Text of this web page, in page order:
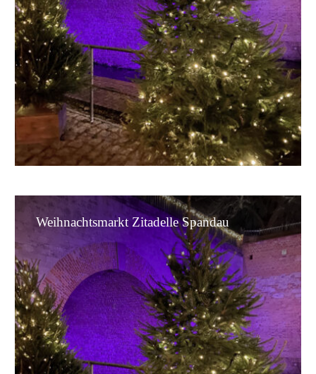
Auch in Berlin weihnachtet es sehr. Überall
hängen Lichter und es duftet nach
Weihnachtsmärkte sind, lies hier.
Weihnachtsmarkt
Zitadelle
Spandau
Weihnachtsmarkt Zitadelle Spandau